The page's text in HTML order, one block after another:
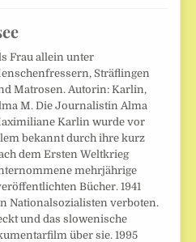
Frau allein unter
Sträflingen
Matrosen. Autorin: Karlin,
M. Die Journalistin Alma
Karlin wurde vor
bekannt durch ihre kurz
dem Ersten Weltkrieg
mehrjährige
Bücher. 1941
Nationalsozialisten verboten.
und das slowenische
über sie. 1995